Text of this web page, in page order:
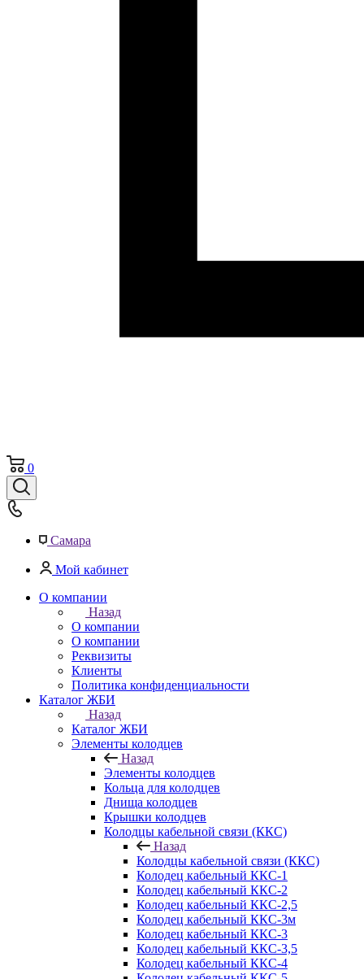
0
Самара
Мой кабинет
О компании
Назад
О компании
О компании
Реквизиты
Клиенты
Политика конфиденциальности
Каталог ЖБИ
Назад
Каталог ЖБИ
Элементы колодцев
Назад
Элементы колодцев
Кольца для колодцев
Днища колодцев
Крышки колодцев
Колодцы кабельной связи (ККС)
Назад
Колодцы кабельной связи (ККС)
Колодец кабельный ККС-1
Колодец кабельный ККС-2
Колодец кабельный ККС-2,5
Колодец кабельный ККС-3м
Колодец кабельный ККС-3
Колодец кабельный ККС-3,5
Колодец кабельный ККС-4